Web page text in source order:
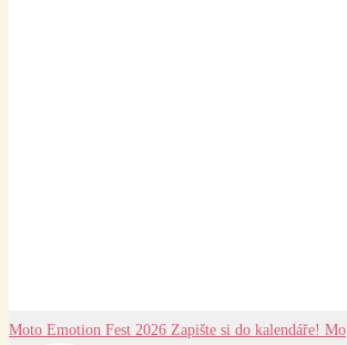
Moto Emotion Fest 2026 Zapište si do kalendáře! Mo